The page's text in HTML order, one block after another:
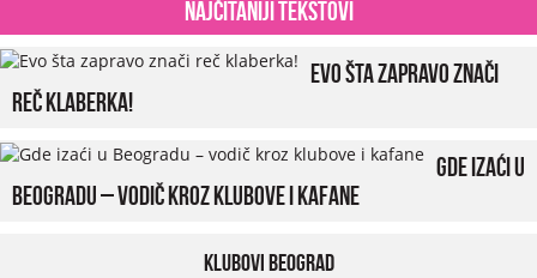
Najčitaniji tekstovi
Evo šta zapravo znači
reč klaberka!
Gde izaći u
Beogradu – vodič kroz klubove i kafane
Klubovi Beograd